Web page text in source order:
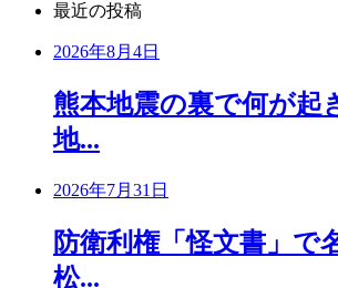
最近の投稿
2026年8月4日
熊本地震の裏で何が
地...
2026年7月31日
防衛利権「怪文書」で
松...